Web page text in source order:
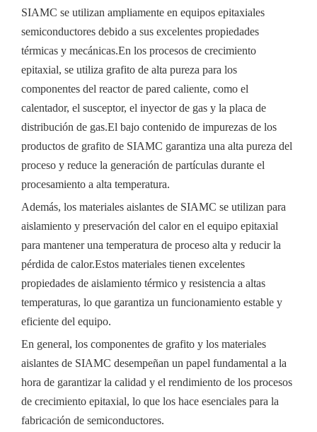
SIAMC se utilizan ampliamente en equipos epitaxiales
semiconductores debido a sus excelentes propiedades
térmicas y mecánicas.En los procesos de crecimiento
epitaxial, se utiliza grafito de alta pureza para los
componentes del reactor de pared caliente, como el
calentador, el susceptor, el inyector de gas y la placa de
distribución de gas.El bajo contenido de impurezas de los
productos de grafito de SIAMC garantiza una alta pureza del
proceso y reduce la generación de partículas durante el
procesamiento a alta temperatura.
Además, los materiales aislantes de SIAMC se utilizan para
aislamiento y preservación del calor en el equipo epitaxial
para mantener una temperatura de proceso alta y reducir la
pérdida de calor.Estos materiales tienen excelentes
propiedades de aislamiento térmico y resistencia a altas
temperaturas, lo que garantiza un funcionamiento estable y
eficiente del equipo.
En general, los componentes de grafito y los materiales
aislantes de SIAMC desempeñan un papel fundamental a la
hora de garantizar la calidad y el rendimiento de los procesos
de crecimiento epitaxial, lo que los hace esenciales para la
fabricación de semiconductores.